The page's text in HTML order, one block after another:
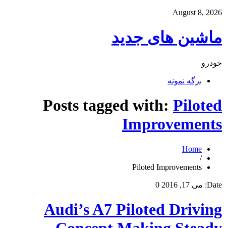
August 8, 2026
ماشین های جدید
خودرو
برگه نمونه
Posts tagged with: Piloted
Improvements
Home
/
Piloted Improvements
Date: می 17, 2016 0
Audi’s A7 Piloted Driving